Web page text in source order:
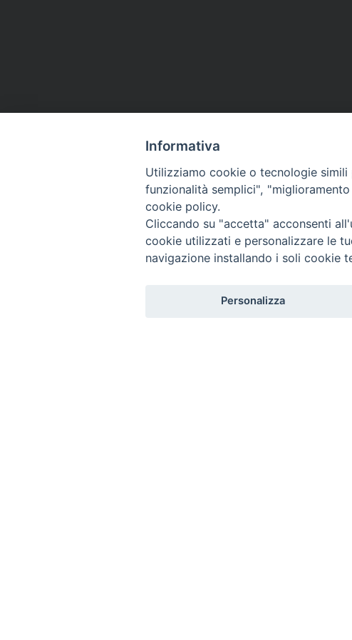
Informativa
Utilizziamo cookie o tecnologie
funzionalità semplici",
cookie policy.
Cliccando su "accetta" acconsenti
cookie utilizzati e personalizzare le
navigazione installando i soli cookie
Personalizza